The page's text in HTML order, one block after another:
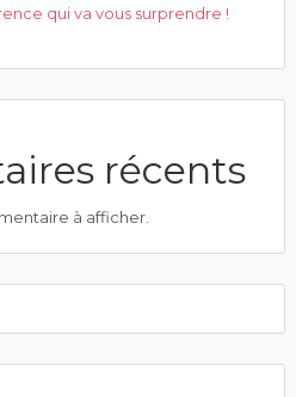
qui va vous surprendre !
récents
à afficher.